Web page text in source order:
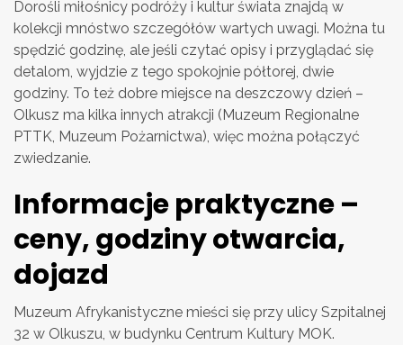
Dorośli miłośnicy podróży i kultur świata znajdą w
kolekcji mnóstwo szczegółów wartych uwagi. Można tu
spędzić godzinę, ale jeśli czytać opisy i przyglądać się
detalom, wyjdzie z tego spokojnie półtorej, dwie
godziny. To też dobre miejsce na deszczowy dzień –
Olkusz ma kilka innych atrakcji (Muzeum Regionalne
PTTK, Muzeum Pożarnictwa), więc można połączyć
zwiedzanie.
Informacje praktyczne –
ceny, godziny otwarcia,
dojazd
Muzeum Afrykanistyczne mieści się przy ulicy Szpitalnej
32 w Olkuszu, w budynku Centrum Kultury MOK.